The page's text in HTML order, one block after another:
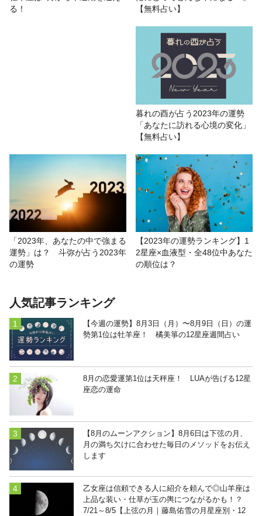
2023年の運勢人気ランキング！
【2023年の運勢ランキング】12星座×
血液型・全48位中あなたの順位は？
で占う！2023年の運命サイクル【無
料占い】
【2023年の天体運行スケジュール】
星の動き、新月、満月、惑星逆行
る！
【無料占い】
暮れの酉が占う2023年の運勢
「あなたに訪れる心境の変化」
【無料占い】
「2023年、あなたの中で強まる
運勢」は？ 斗弥が占う2023年
の運勢
【2023年の運勢ランキング】1
2星座×血液型・全48位中あなた
の順位は？
人気記事ランキング
【今週の運勢】8月3日（月）〜8月9日（日）の運
勢第1位は牡羊座！ 橘美箏の12星座週間占い
8月の恋愛運第1位は天秤座！ LUAが告げる12星
座恋の運命
【8月のムーンアクション】8月6日は下弦の月、
月の満ち欠けに合わせた毎日のメソッドをお伝え
します
乙女座は信頼できる人に紹介を頼んで◎山羊座は
上品な装い・仕草が玉の輿につながるかも！？
7/21～8/5【上弦の月｜藤島佑雪の月星座別・12